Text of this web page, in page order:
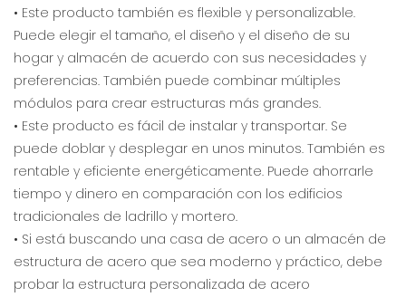
• Este producto también es flexible y personalizable.
Puede elegir el tamaño, el diseño y el diseño de su
hogar y almacén de acuerdo con sus necesidades y
preferencias. También puede combinar múltiples
módulos para crear estructuras más grandes.
• Este producto es fácil de instalar y transportar. Se
puede doblar y desplegar en unos minutos. También es
rentable y eficiente energéticamente. Puede ahorrarle
tiempo y dinero en comparación con los edificios
tradicionales de ladrillo y mortero.
• Si está buscando una casa de acero o un almacén de
estructura de acero que sea moderno y práctico, debe
probar la estructura personalizada de acero